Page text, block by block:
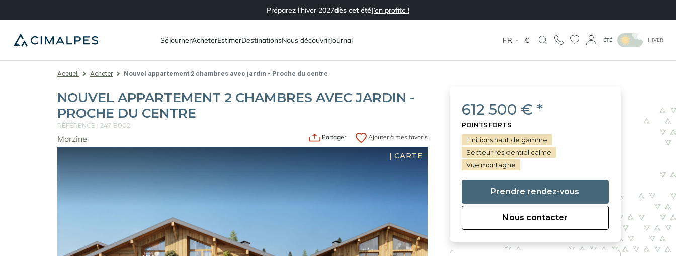
Préparez l'hiver 2027dès cet étéJ’en profite !
SéjournerAcheterEstimerDestinationsNous découvrirJournal FR - € ÉTÉ HIVER
Accueil Acheter Nouvel appartement 2 chambres avec jardin - Proche du centre
NOUVEL APPARTEMENT 2 CHAMBRES AVEC JARDIN -
PROCHE DU CENTRE
RÉFÉRENCE : 247-B002
Morzine Partager Ajouter à mes favoris
| CARTE
612 500 € *
POINTS FORTS
Finitions haut de gamme
Secteur résidentiel calme
Vue montagne
Prendre rendez-vous
Nous contacter